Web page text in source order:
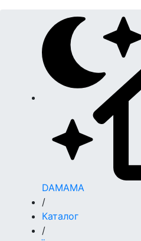
DAMAMA
/
Каталог
/